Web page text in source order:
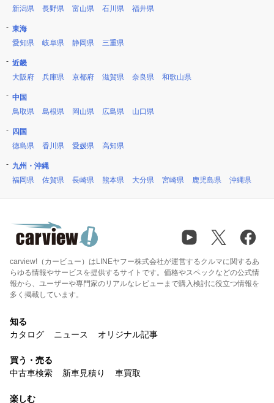
新潟県
長野県 富山県 石川県 福井県
東海
愛知県
岐阜県 静岡県 三重県
近畿
大阪府
兵庫県 京都府 滋賀県 奈良県 和歌山県
中国
鳥取県
島根県 岡山県 広島県 山口県
四国
徳島県
香川県 愛媛県 高知県
九州・沖縄
福岡県
佐賀県 長崎県 熊本県 大分県 宮崎県 鹿児島県 沖縄県
carview!（カービュー）はLINEヤフー株式会社が運営するクルマに関するあ
らゆる情報やサービスを提供するサイトです。価格やスペックなどの公式情
報から、ユーザーや専門家のリアルなレビューまで購入検討に役立つ情報を
多く掲載しています。
知る
カタログ
ニュース オリジナル記事
買う・売る
中古車検索
新車見積り 車買取
楽しむ